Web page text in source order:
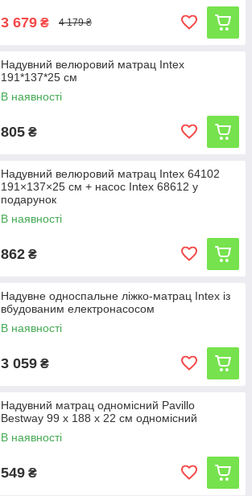
3 679 ₴ 4 179 ₴
Надувний велюровий матрац Intex
191*137*25 см
В наявності
805 ₴
Надувний велюровий матрац Intex 64102
191×137×25 см + насос Intex 68612 у
подарунок
В наявності
862 ₴
Надувне односпальне ліжко-матрац Intex із
вбудованим електронасосом
В наявності
3 059 ₴
Надувний матрац одномісний Pavillo
Bestway 99 х 188 х 22 см одномісний
В наявності
549 ₴